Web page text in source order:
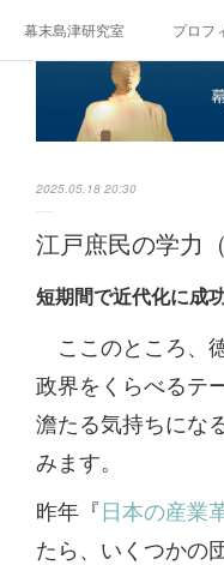
幕末島津研究室 プロフ
2025.05.18 20:30
江戸庶民の学力
短期間で近代化に成
ここのところ、
政界をくらべるテ
澹たる気持ちにな
みます。
昨年『日本の産業
たら、いくつかの